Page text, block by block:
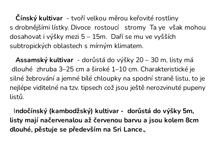
Čínský kultivar- tvoří velkou měrou keřovité rostliny
s drobnějšími lístky. Divoce rostoucí stromy Ta ye však mohou
dosahovat i výšky mezi 5 – 15m. Daří se mu ve vyšších
subtropických oblastech s mírným klimatem.
Assamský kultivar- dorůstá do výšky 20 – 30 m, listy má
dlouhé zhruba 3–25 cm a široké 1–10 cm. Charakteristické je
silné žebrování a jemné bílé chloupky na spodní straně listu, to je
nejlépe viditelné na tzv. tipsech což jsou ještě nerozvinuté pupeny
listů.
Indočínský (kambodžský) kultivar - dorůstá do výšky 5m,
listy mají načervenalou až červenou barvu a jsou kolem 8cm
dlouhé, pěstuje se především na Sri Lance.,